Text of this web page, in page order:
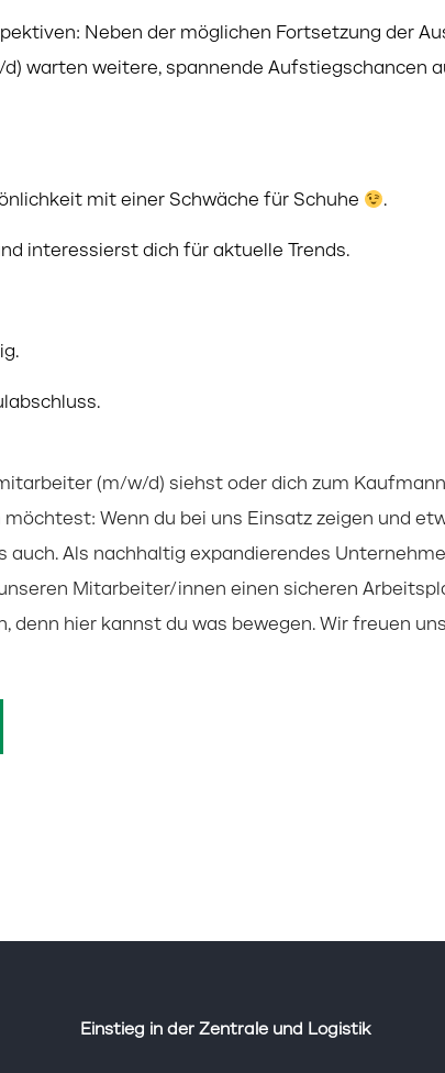
Neben der möglichen Fortsetzung der
warten weitere, spannende Aufstiegschancen
mit einer Schwäche für Schuhe .
interessierst dich für aktuelle Trends.
(m/w/d) siehst oder dich zum
Wenn du bei uns Einsatz zeigen und
Als nachhaltig expandierendes
Mitarbeiter/innen einen sicheren
denn hier kannst du was bewegen. Wir freuen
Einstieg in der Zentrale und Logistik